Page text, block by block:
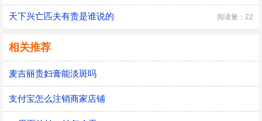
天下兴亡匹夫有责是谁说的 阅读量：22
相关推荐
麦吉丽贵妇膏能淡斑吗
支付宝怎么注销商家店铺